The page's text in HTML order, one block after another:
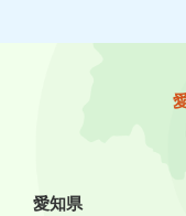
愛知県